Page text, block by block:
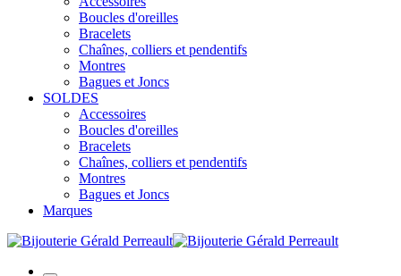
Boucles d'oreilles
Bracelets
Chaînes, colliers et pendentifs
Montres
Bagues et Joncs
SOLDES
Accessoires
Boucles d'oreilles
Bracelets
Chaînes, colliers et pendentifs
Montres
Bagues et Joncs
Marques